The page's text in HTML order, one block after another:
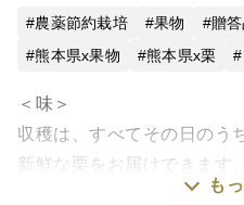
農薬節約栽培 果物 贈答
熊本県x果物
熊本県x栗
＜味＞
収穫は、すべてその日のう
新鮮な栗をお届けできます。
ほっぺのおちる「 栗 」を
も